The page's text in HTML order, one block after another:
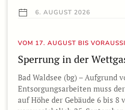
6. AUGUST 2026
VOM 17. AUGUST BIS
Sperrung in der
Bad Waldsee (bg) – Aufgrund
Entsorgungsarbeiten muss
auf Höhe der Gebäude 6 bis 8